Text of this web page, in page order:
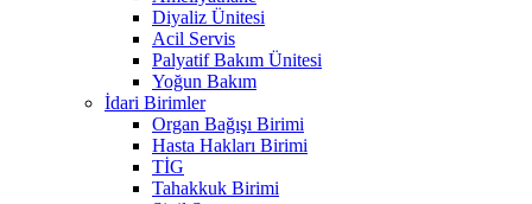
Diyaliz Ünitesi
Acil Servis
Palyatif Bakım Ünitesi
Yoğun Bakım
İdari Birimler
Organ Bağışı Birimi
Hasta Hakları Birimi
TİG
Tahakkuk Birimi